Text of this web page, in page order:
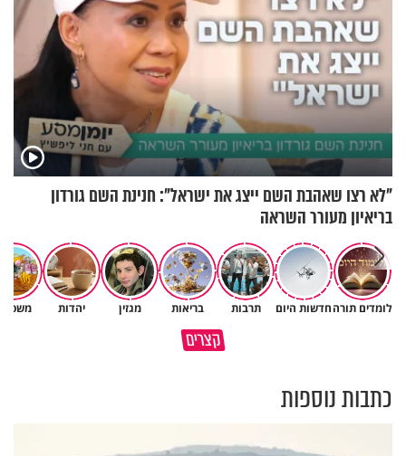
"לא רצו שאהבת השם ייצג את ישראל": חנינת השם גורדון
בריאיון מעורר השראה
לומדים תורהחדשות היום תרבות בריאות מגזין יהדות
קצרים
סגולה להשכנת שלום בין אם
כך אפשר להתמודד עם הדאגות
כתבות נוספות